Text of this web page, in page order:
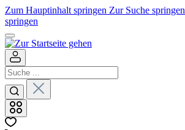
Zum Hauptinhalt springen Zur Suche springen
springen